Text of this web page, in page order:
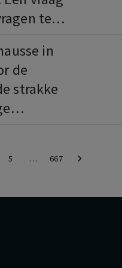
te
in
de
strakke
5 … 667